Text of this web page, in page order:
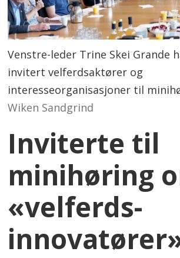
Venstre-leder Trine Skei Grande
invitert velferdsaktører og
interesseorganisasjoner til
Wiken Sandgrind
Inviterte til
minihøring
«velferds-